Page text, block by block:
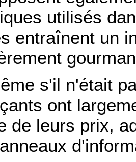
utilisés
entraînent un
s'il n'était
ont
de leurs prix,